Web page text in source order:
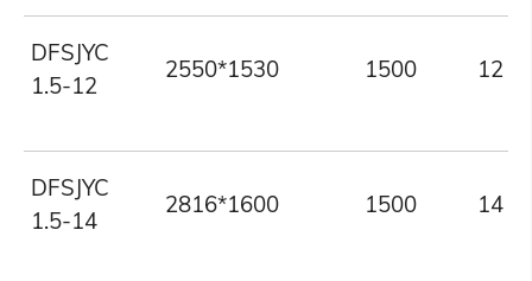
DFSJYC
1.5-12
2550*1530 1500 12
DFSJYC
1.5-14
2816*1600 1500 14